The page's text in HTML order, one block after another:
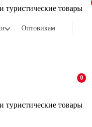
товары
Оптовикам
0
товары